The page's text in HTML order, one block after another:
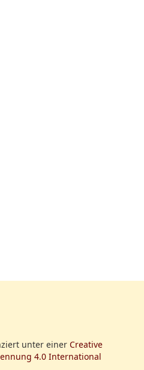
unter einer Creative
4.0 International